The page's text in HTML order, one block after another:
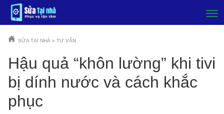
SỬA TẠI NHÀ » TƯ VẤN
Hậu quả “khôn lường” khi tivi
bị dính nước và cách khắc
phục